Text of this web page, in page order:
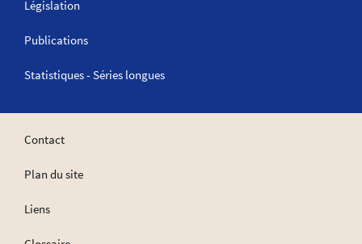
Législation
Publications
Statistiques - Séries longues
Contact
Plan du site
Liens